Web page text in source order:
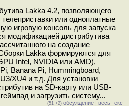
Lakka 4.2, позволяющего
или одноплатные
игровую консоль для запуска
модификацией дистрибутива
на создание
Lakka формируются для
Intel, NVIDIA или AMD),
Banana Pi, Hummingboard,
XU4 и т.д. Для установки
на SD-карту или USB-
и загрузить систему...
(51 +2) обсуждение | весь текст